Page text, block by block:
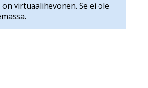
virtuaalihevonen. Se ei ole